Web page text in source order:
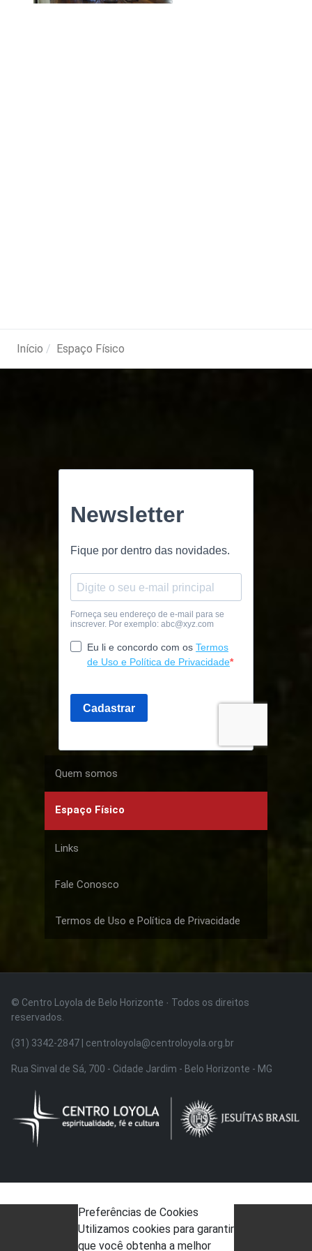
Início Espaço Físico
Quem somos
Espaço Físico
Links
Fale Conosco
Termos de Uso e Política de Privacidade
© Centro Loyola de Belo Horizonte · Todos os direitos
reservados.
(31) 3342-2847 | centroloyola@centroloyola.org.br
Rua Sinval de Sá, 700 - Cidade Jardim - Belo Horizonte - MG
Preferências de Cookies
Utilizamos cookies para garantir
que você obtenha a melhor